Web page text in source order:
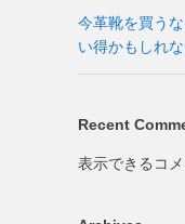
今革靴を買う
い得かもしれ
Recent
表示できるコ